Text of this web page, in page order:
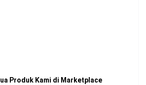
Produk Kami di Marketplace